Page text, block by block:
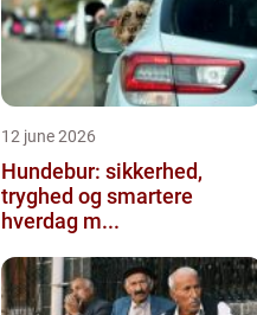
12 june 2026
Hundebur: sikkerhed,
tryghed og smartere
hverdag m...